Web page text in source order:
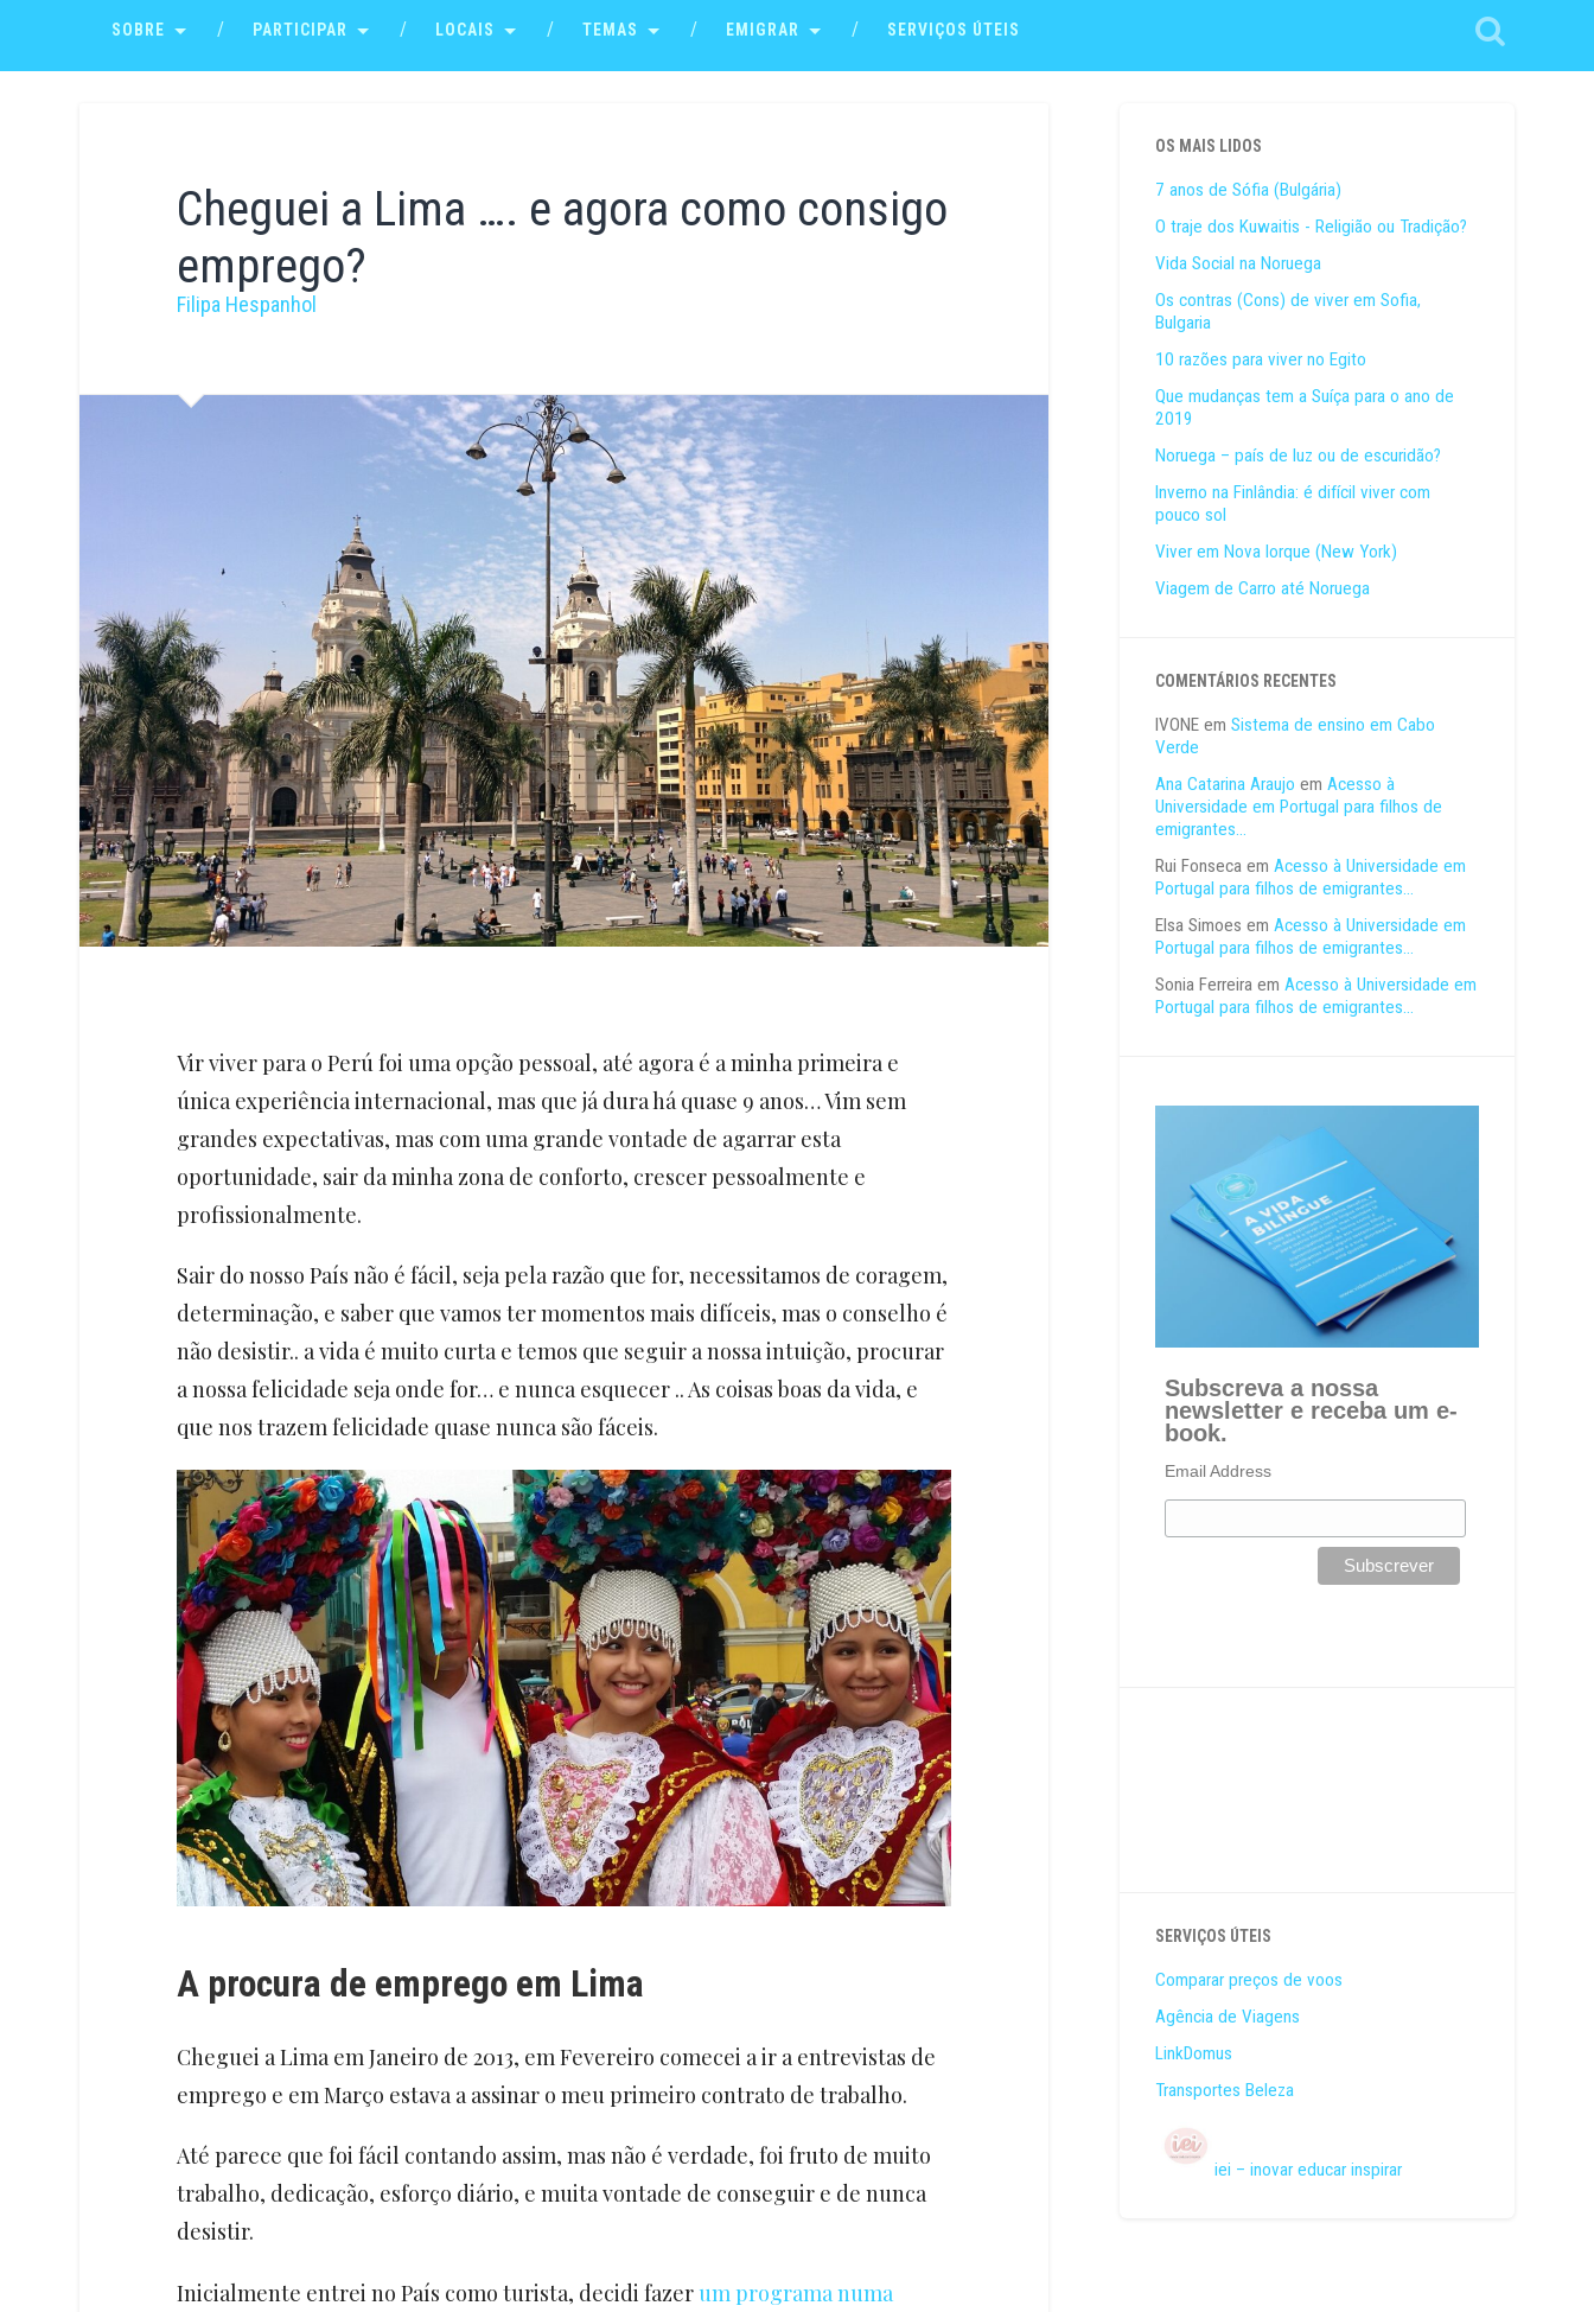
SOBRE PARTICIPAR LOCAIS TEMAS EMIGRAR SERVIÇOS ÚTEIS
Cheguei a Lima …. e agora como consigo
emprego?
Filipa Hespanhol
Vir viver para o Perú foi uma opção pessoal, até agora é a minha primeira e
única experiência internacional, mas que já dura há quase 9 anos… Vim sem
grandes expectativas, mas com uma grande vontade de agarrar esta
oportunidade, sair da minha zona de conforto, crescer pessoalmente e
profissionalmente.
Sair do nosso País não é fácil, seja pela razão que for, necessitamos de coragem,
determinação, e saber que vamos ter momentos mais difíceis, mas o conselho é
não desistir.. a vida é muito curta e temos que seguir a nossa intuição, procurar
a nossa felicidade seja onde for… e nunca esquecer .. As coisas boas da vida, e
que nos trazem felicidade quase nunca são fáceis.
A procura de emprego em Lima
Cheguei a Lima em Janeiro de 2013, em Fevereiro comecei a ir a entrevistas de
emprego e em Março estava a assinar o meu primeiro contrato de trabalho.
Até parece que foi fácil contando assim, mas não é verdade, foi fruto de muito
trabalho, dedicação, esforço diário, e muita vontade de conseguir e de nunca
desistir.
Inicialmente entrei no País como turista, decidi fazerum programa numa
OS MAIS LIDOS
7 anos de Sófia (Bulgária)
O traje dos Kuwaitis - Religião ou Tradição?
Vida Social na Noruega
Os contras (Cons) de viver em Sofia,
Bulgaria
10 razões para viver no Egito
Que mudanças tem a Suíça para o ano de
2019
Noruega – país de luz ou de escuridão?
Inverno na Finlândia: é difícil viver com
pouco sol
Viver em Nova Iorque (New York)
Viagem de Carro até Noruega
COMENTÁRIOS RECENTES
IVONE emSistema de ensino em Cabo
Verde
Ana Catarina Araujo emAcesso à
Universidade em Portugal para filhos de
emigrantes…
Rui Fonseca emAcesso à Universidade em
Portugal para filhos de emigrantes…
Elsa Simoes emAcesso à Universidade em
Portugal para filhos de emigrantes…
Sonia Ferreira emAcesso à Universidade em
Portugal para filhos de emigrantes…
Subscreva a nossa
newsletter e receba um e-
book.
Email Address
SERVIÇOS ÚTEIS
Comparar preços de voos
Agência de Viagens
LinkDomus
Transportes Beleza
iei – inovar educar inspirar